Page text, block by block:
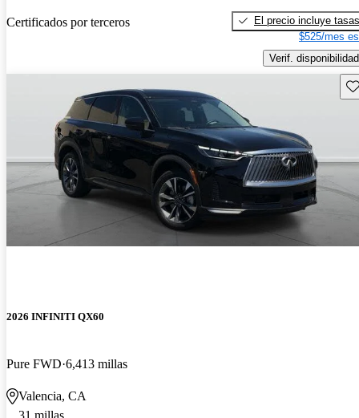
Certificados por terceros
El precio incluye tasas
$525/mes
Verif. disponibilidad
2026 INFINITI QX60
Pure FWD 6,413 millas
Valencia, CA